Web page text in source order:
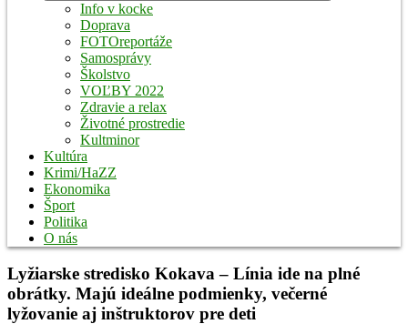
Info v kocke
Doprava
FOTOreportáže
Samosprávy
Školstvo
VOĽBY 2022
Zdravie a relax
Životné prostredie
Kultminor
Kultúra
Krimi/HaZZ
Ekonomika
Šport
Politika
O nás
Lyžiarske stredisko Kokava – Línia ide na plné
obrátky. Majú ideálne podmienky, večerné
lyžovanie aj inštruktorov pre deti